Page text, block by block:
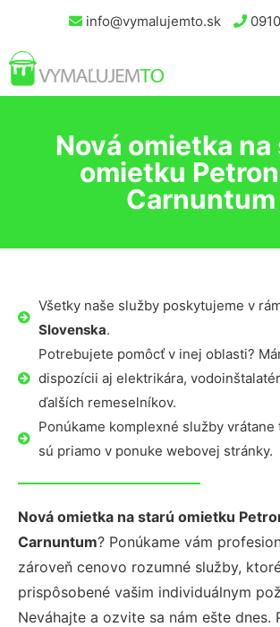
info@vymalujemto.sk
Nová omietka na
omietku
Carnuntum
Všetky naše služby poskytujeme v
Slovenska.
Potrebujete pomôcť v inej oblasti?
dispozícii aj elektrikára,
ďalších remeselníkov.
Ponúkame komplexné služby
sú priamo v ponuke webovej stránky.
Nová omietka na starú omietku
Carnuntum? Ponúkame vám
zároveň cenovo rozumné služby,
prispôsobené vašim individuálnym
Neváhajte a ozvite sa nám ešte dnes.